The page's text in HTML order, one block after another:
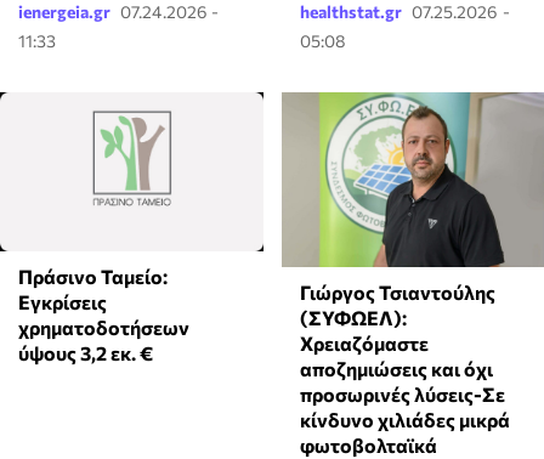
ienergeia.gr 07.24.2026 -
11:33
healthstat.gr 07.25.2026 -
05:08
Πράσινο Ταμείο:
Εγκρίσεις
χρηματοδοτήσεων
ύψους 3,2 εκ. €
Γιώργος Τσιαντούλης
(ΣΥΦΩΕΛ):
Χρειαζόμαστε
αποζημιώσεις και όχι
προσωρινές λύσεις-Σε
κίνδυνο χιλιάδες μικρά
φωτοβολταϊκά